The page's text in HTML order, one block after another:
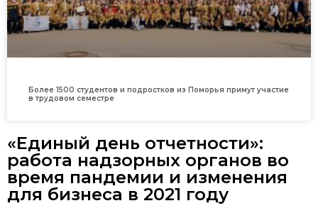
Более 1500 студентов и подростков из Поморья примут участие
в трудовом семестре
«Единый день отчетности»:
работа надзорных органов во
время пандемии и изменения
для бизнеса в 2021 году